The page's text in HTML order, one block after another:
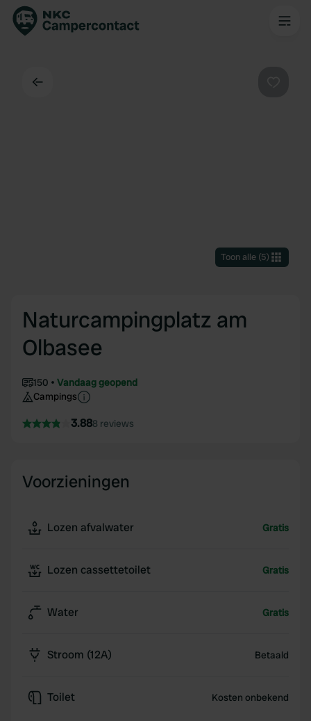
Toon alle(5)
Naturcampingplatz am
Olbasee
150
Vandaag geopend
Campings
3.888 reviews
Voorzieningen
Lozen afvalwater Gratis
Lozen cassettetoilet Gratis
Water Gratis
Stroom (12A) Betaald
Toilet Kosten onbekend